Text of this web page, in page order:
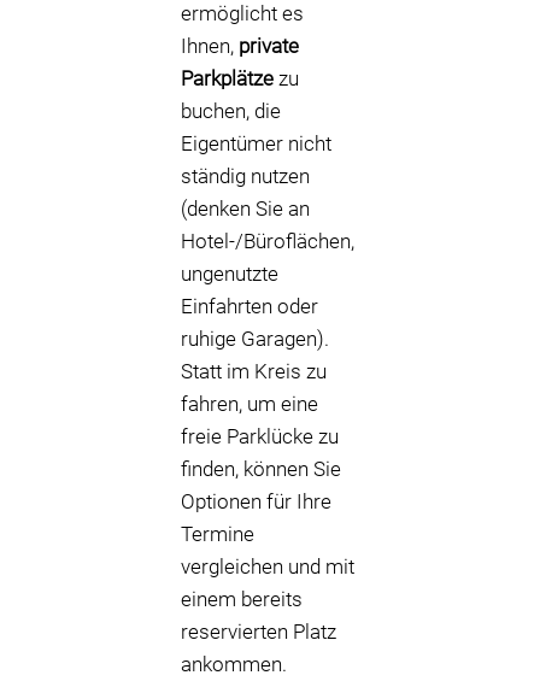
ermöglicht es
Ihnen, private
Parkplätze zu
buchen, die
Eigentümer nicht
ständig nutzen
(denken Sie an
Hotel-/Büroflächen,
ungenutzte
Einfahrten oder
ruhige Garagen).
Statt im Kreis zu
fahren, um eine
freie Parklücke zu
finden, können Sie
Optionen für Ihre
Termine
vergleichen und mit
einem bereits
reservierten Platz
ankommen.